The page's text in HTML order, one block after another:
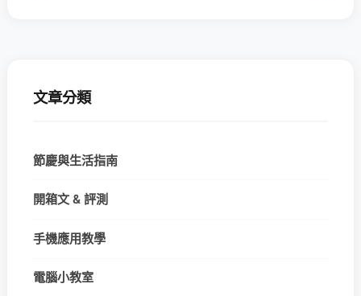
文章分類
節慶與生活指南
開箱文 & 評測
手機應用教學
電腦小教室